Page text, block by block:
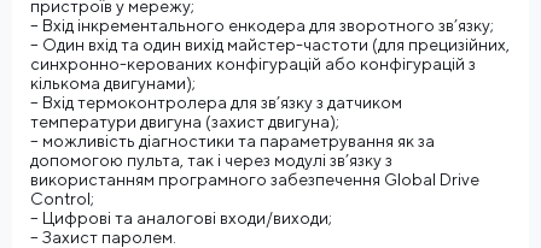
пристроїв у мережу;
– Вхід інкрементального енкодера для зворотного зв’язку;
– Один вхід та один вихід майстер-частоти (для прецизійних,
синхронно-керованих конфігурацій або конфігурацій з
кількома двигунами);
– Вхід термоконтролера для зв’язку з датчиком
температури двигуна (захист двигуна);
– можливість діагностики та параметрування як за
допомогою пульта, так і через модулі зв’язку з
використанням програмного забезпечення Global Drive
Control;
– Цифрові та аналогові входи/виходи;
– Захист паролем.